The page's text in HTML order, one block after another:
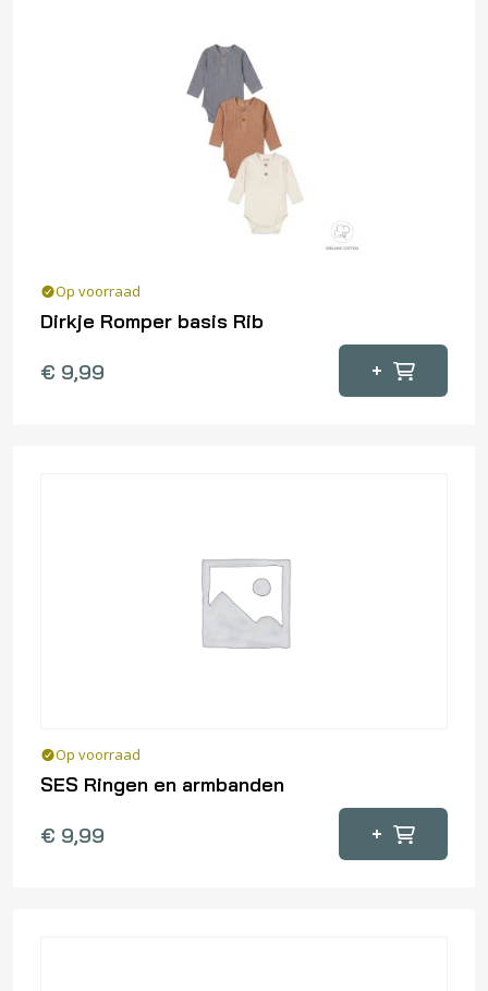
Op voorraad
Dirkje Romper basis Rib
€ 9,99 +
product
Op voorraad
SES Ringen en armbanden
€ 9,99 +